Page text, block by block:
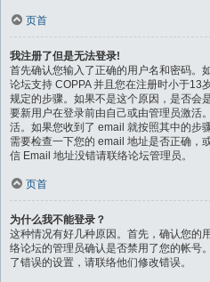
页首
我注册了但是无法登录!
首先确认您输入了正确的用户名和密码。
论坛支持 COPPA 并且您在注册时小于13
规定的步骤。如果不是这个原因，是否会
要新用户在登录前由自己或由管理员激活
活。如果您收到了 email 就按照其中的步
需要检查一下您的 email 地址是否正确，
信 Email 地址没错请联络论坛管理员。
页首
为什么我不能登录？
这种情况有好几种原因。首先，确认您的
络论坛的管理员确认是否禁用了您的帐号
了错误的设置，请联络他们修改错误。